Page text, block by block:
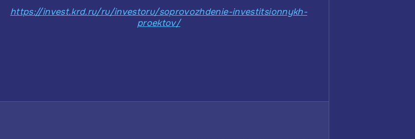
https://invest.krd.ru/ru/investoru/soprovozhdenie-investitsionnykh-
proektov/